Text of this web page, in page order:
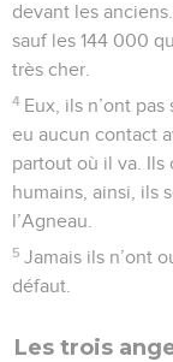
devant les
sauf les 144 000
très cher.
4 Eux, ils n’ont
eu aucun contact
partout où il va. Ils
humains, ainsi, ils
l’Agneau.
5 Jamais ils n’ont
défaut.
Les trois